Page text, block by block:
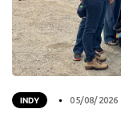
INDY 05/08/2026